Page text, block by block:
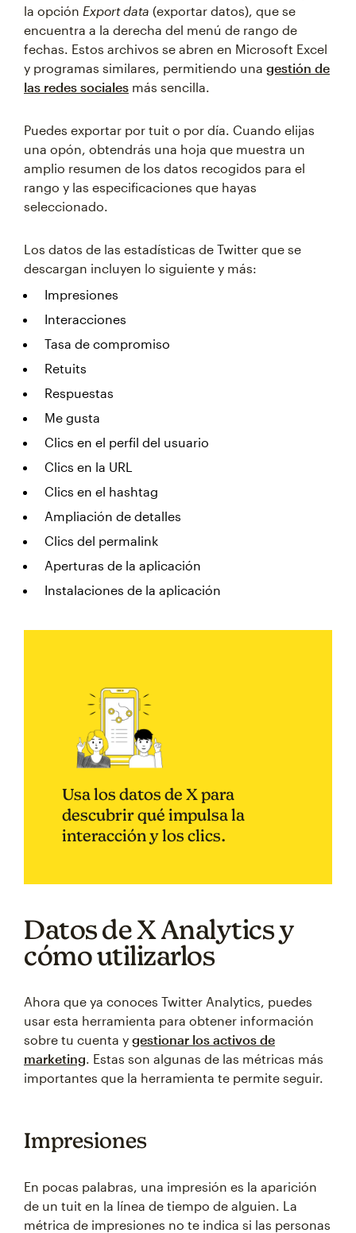
la opción Export data (exportar datos), que se
encuentra a la derecha del menú de rango de
fechas. Estos archivos se abren en Microsoft Excel
y programas similares, permitiendo una gestión de
las redes sociales más sencilla.
Puedes exportar por tuit o por día. Cuando elijas
una opón, obtendrás una hoja que muestra un
amplio resumen de los datos recogidos para el
rango y las especificaciones que hayas
seleccionado.
Los datos de las estadísticas de Twitter que se
descargan incluyen lo siguiente y más:
Impresiones
Interacciones
Tasa de compromiso
Retuits
Respuestas
Me gusta
Clics en el perfil del usuario
Clics en la URL
Clics en el hashtag
Ampliación de detalles
Clics del permalink
Aperturas de la aplicación
Instalaciones de la aplicación
Usa los datos de X para
descubrir qué impulsa la
interacción y los clics.
Datos de X Analytics y
cómo utilizarlos
Ahora que ya conoces Twitter Analytics, puedes
usar esta herramienta para obtener información
sobre tu cuenta y gestionar los activos de
marketing. Estas son algunas de las métricas más
importantes que la herramienta te permite seguir.
Impresiones
En pocas palabras, una impresión es la aparición
de un tuit en la línea de tiempo de alguien. La
métrica de impresiones no te indica si las personas